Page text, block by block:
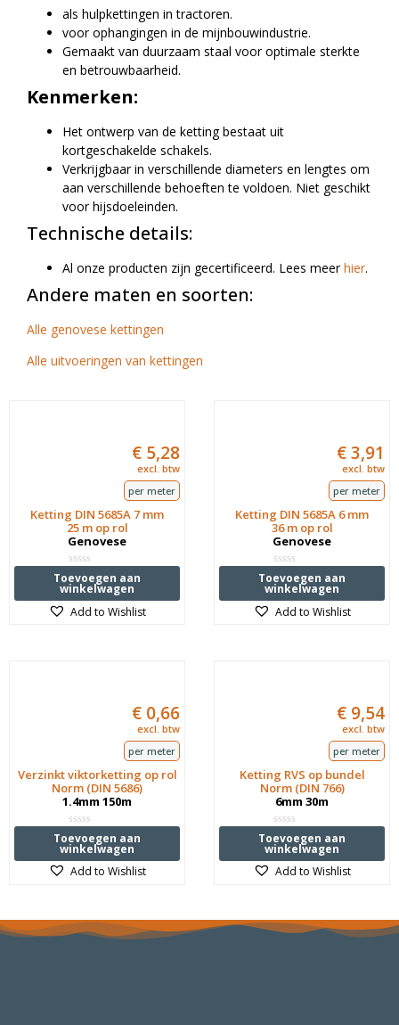
als hulpkettingen in tractoren.
voor ophangingen in de mijnbouwindustrie.
Gemaakt van duurzaam staal voor optimale sterkte
en betrouwbaarheid.
Kenmerken:
Het ontwerp van de ketting bestaat uit
kortgeschakelde schakels.
Verkrijgbaar in verschillende diameters en lengtes om
aan verschillende behoeften te voldoen. Niet geschikt
voor hijsdoeleinden.
Technische details:
Al onze producten zijn gecertificeerd. Lees meerhier.
Andere maten en soorten:
Alle genovese kettingen
Alle uitvoeringen van kettingen
Ketting DIN 5685A 7 mm
25 m op rol
Genovese
Waardering
0
uit
5
€ 5,28
excl. btw
per meter
Toevoegen aan
winkelwagen
Add to Wishlist
Ketting DIN 5685A 6 mm
36 m op rol
Genovese
Waardering
0
uit
5
€3,91
excl. btw
per meter
Toevoegen aan
winkelwagen
Add to Wishlist
Verzinkt viktorketting op rol
Norm (DIN 5686)
1.4mm 150m
Waardering
0
uit
5
€ 0,66
excl. btw
per meter
Toevoegen aan
winkelwagen
Add to Wishlist
Ketting RVS op bundel
Norm (DIN 766)
6mm 30m
Waardering
0
uit
5
€ 9,54
excl. btw
per meter
Toevoegen aan
winkelwagen
Add to Wishlist